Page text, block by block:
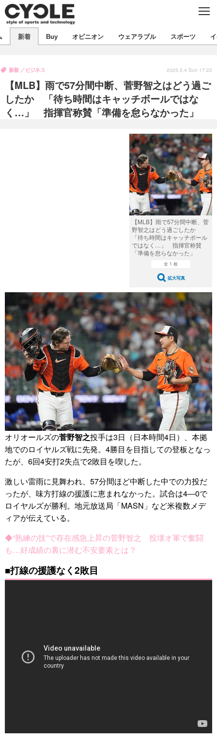
C
E
製品/用品
衣類
飲食
バックナンバー
コラム
インプレ
ボイス
デバイス
ビジネス
国内
海外
スポーツ
短信
まとめ
写真
イベント
スポーツ
文化
出版／映画
ファッション
写真
政治
新着 Buy オピニオン ウェアラブル スポーツ
【MLB】雨で57分間中断、菅野智之はどう過ご
したか 「待ち時間はキャッチボールではな
く…」 指揮官称賛「準備を怠らなかった」
新着 ビジネス 2025.5.4 Sun 17:22
【MLB】雨で57分間中断、菅
野智之はどう過ごしたか
「待ち時間はキャッチボール
ではなく…」 指揮官称賛
「準備を怠らなかった」
全 1 枚
拡大写真
オリオールズの菅野智之投手は3日（日本時間4日）、本拠
地でのロイヤルズ戦に先発。4勝目を目指しての登板となっ
たが、6回4安打2失点で2敗目を喫した。
激しい雷雨に見舞われ、57分間ほど中断した中での力投だ
ったが、味方打線の援護に恵まれなかった。試合は4―0で
ロイヤルズが勝利。地元放送局「MASN」など米複数メデ
ィアが伝えている。
◆“熟練の技”で存在感急上昇の菅野智之 投壊オ軍で奮闘
も…好成績の裏に潜む不安要素とは？
■打線の援護なく2敗目